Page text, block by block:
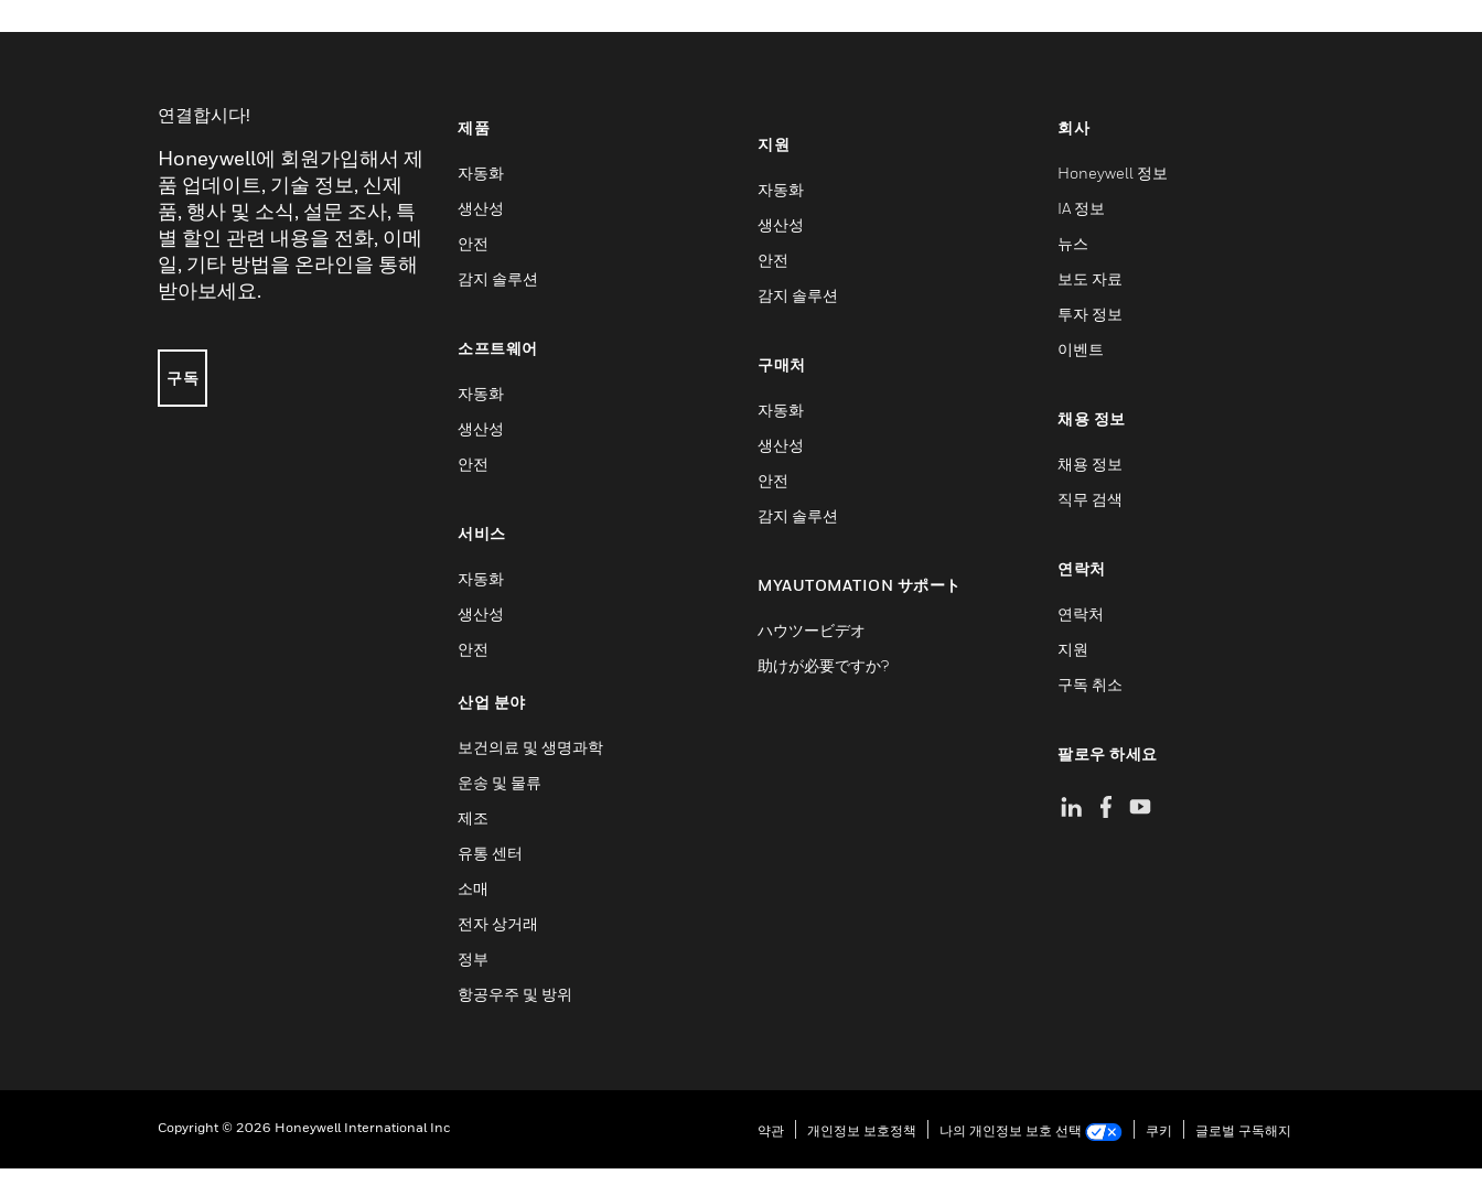
연결합시다!
Honeywell에 회원가입해서 제
품 업데이트, 기술 정보, 신제
품, 행사 및 소식, 설문 조사, 특
별 할인 관련 내용을 전화, 이메
일, 기타 방법을 온라인을 통해
받아보세요.
구독
제품
자동화
생산성
안전
감지 솔루션
소프트웨어
자동화
생산성
안전
서비스
자동화
생산성
안전
산업 분야
보건의료 및 생명과학
운송 및 물류
제조
유통 센터
소매
전자 상거래
정부
항공우주 및 방위
지원
자동화
생산성
안전
감지 솔루션
구매처
자동화
생산성
안전
감지 솔루션
MYAUTOMATION サポート
ハウツービデオ
助けが必要ですか?
회사
Honeywell 정보
IA 정보
뉴스
보도 자료
투자 정보
이벤트
채용 정보
채용 정보
직무 검색
연락처
연락처
지원
구독 취소
팔로우 하세요
Copyright © 2026 Honeywell International Inc 약관 개인정보 보호정책 나의 개인정보 보호 선택 쿠키 글로벌 구독해지